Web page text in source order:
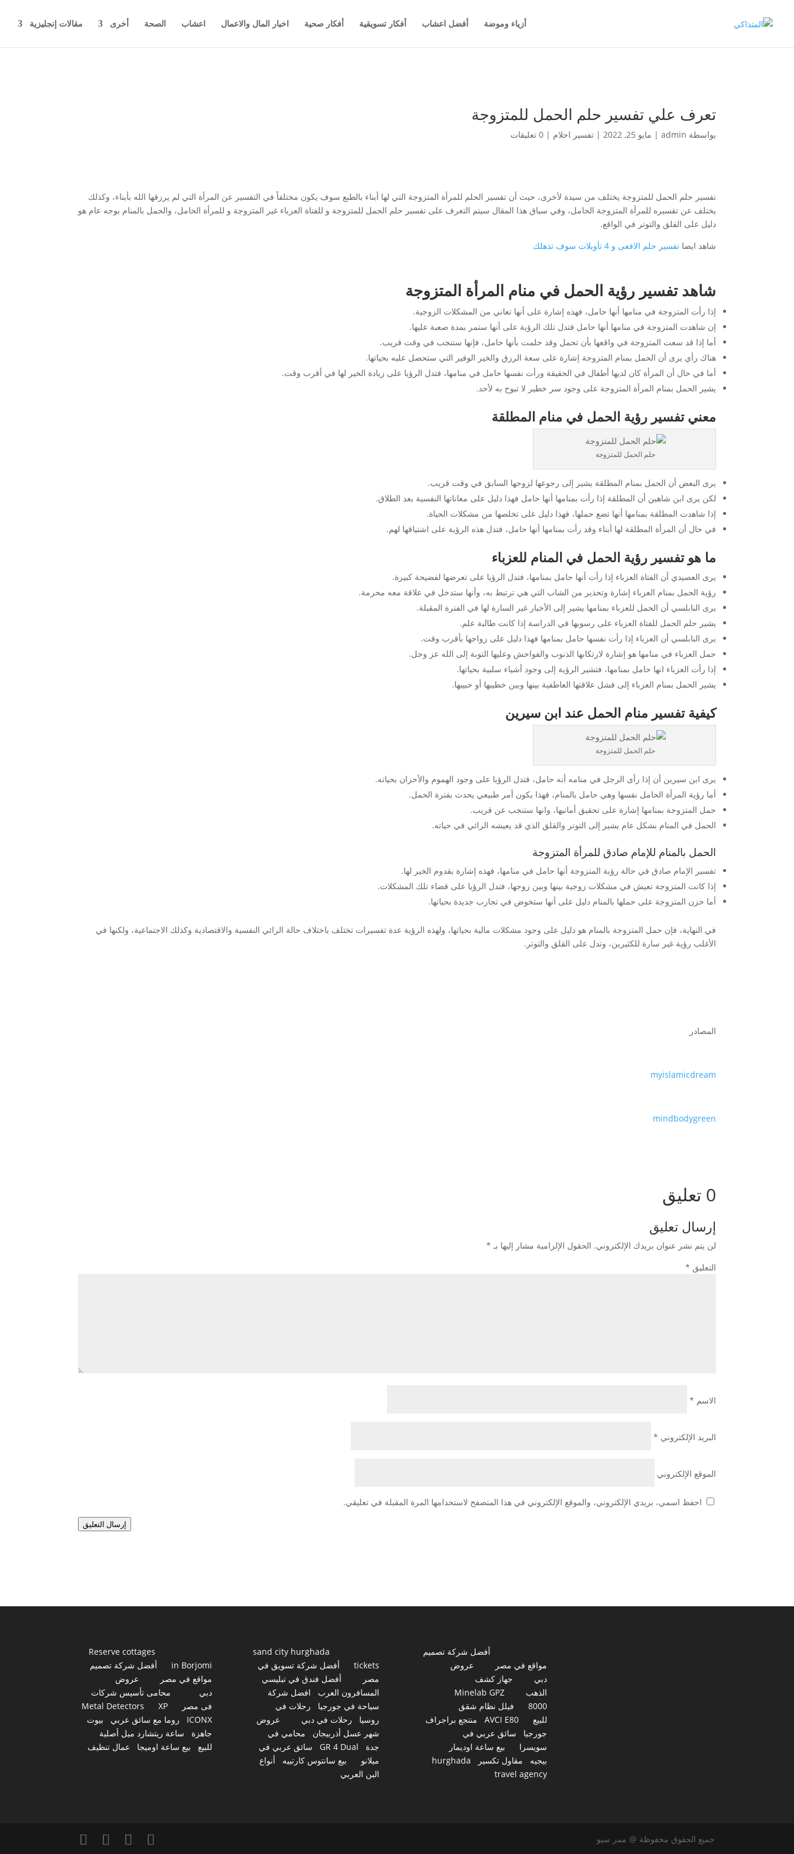
أزياء وموضة أفضل اعشاب أفكار تسويقية أفكار صحية اخبار المال والاعمال اعشاب الصحة أخرى مقالات إنجليزية
تعرف علي تفسير حلم الحمل للمتزوجة
بواسطة admin
| مايو 25, 2022 | تفسير احلام | 0 تعليقات
تفسير حلم الحمل للمتزوجة يختلف من سيدة لأخرى، حيث أن تفسير الحلم للمرأة المتزوجة التي لها أبناء بالطبع سوف يكون مختلفاً في التفسير عن المرأة التي لم يرزقها الله بأبناء، وكذلك
يختلف عن تفسيره للمرأة المتزوجة الحامل، وفي سياق هذا المقال سيتم التعرف على تفسير حلم الحمل للمتزوجة و للفتاة العزباء غير المتزوجة و للمرأة الحامل، والحمل بالمنام بوجه عام هو
دليل على القلق والتوتر في الواقع.
شاهد ايضا تفسير حلم الافعى و 4 تأويلات سوف تذهلك
شاهد تفسير رؤية الحمل في منام المرأة المتزوجة
إذا رأت المتزوجة في منامها أنها حامل، فهذه إشارة على أنها تعاني من المشكلات الزوجية.
إن شاهدت المتزوجة في منامها أنها حامل فتدل تلك الرؤية على أنها ستمر بمدة صعبة عليها.
أما إذا قد سعت المتزوجة في واقعها بأن تحمل وقد حلمت بأنها حامل، فإنها ستنجب في وقت قريب.
هناك رأي يرى أن الحمل بمنام المتزوجة إشارة على سعة الرزق والخير الوفير التي ستحصل عليه بحياتها.
أما في حال أن المرأة كان لديها أطفال في الحقيقة ورأت نفسها حامل في منامها، فتدل الرؤيا على زيادة الخير لها في أقرب وقت.
يشير الحمل بمنام المرأة المتزوجة على وجود سر خطير لا تبوح به لأحد.
معني تفسير رؤية الحمل في منام المطلقة
حلم الحمل للمتزوجة
يرى البعض أن الحمل بمنام المطلقة يشير إلى رجوعها لزوجها السابق في وقت قريب.
لكن يرى ابن شاهين أن المطلقة إذا رأت بمنامها أنها حامل فهذا دليل على معاناتها النفسية بعد الطلاق.
إذا شاهدت المطلقة بمنامها أنها تضع حملها، فهذا دليل على تخلصها من مشكلات الحياة.
في حال أن المرأة المطلقة لها أبناء وقد رأت بمنامها أنها حامل، فتدل هذه الرؤية على اشتياقها لهم.
ما هو تفسير رؤية الحمل في المنام للعزباء
يرى العصيدي أن الفتاة العزباء إذا رأت أنها حامل بمنامها، فتدل الرؤيا على تعرضها لفضيحة كبيرة.
رؤية الحمل بمنام العزباء إشارة وتحذير من الشاب التي هي ترتبط به، وأنها ستدخل في علاقة معه محرمة.
يرى النابلسي أن الحمل للعزباء بمنامها يشير إلى الأخبار غير السارة لها في الفترة المقبلة.
يشير حلم الحمل للفتاة العزباء على رسوبها في الدراسة إذا كانت طالبة علم.
يرى النابلسي أن العزباء إذا رأت نفسها حامل بمنامها فهذا دليل على زواجها بأقرب وقت.
حمل العزباء في منامها هو إشارة لارتكابها الذنوب والفواحش وعليها التوبة إلى الله عز وجل.
إذا رأت العزباء انها حامل بمنامها، فتشير الرؤية إلى وجود أشياء سلبية بحياتها.
يشير الحمل بمنام العزباء إلى فشل علاقتها العاطفية بينها وبين خطيبها أو حبيبها.
كيفية تفسير منام الحمل عند ابن سيرين
حلم الحمل للمتزوجة
يرى ابن سيرين أن إذا رأى الرجل في منامه أنه حامل، فتدل الرؤيا على وجود الهموم والأحزان بحياته.
أما رؤية المرأة الحامل نفسها وهي حامل بالمنام، فهذا يكون أمر طبيعي يحدث بفترة الحمل.
حمل المتزوجة بمنامها إشارة على تحقيق أمانيها، وانها ستنجب عن قريب.
الحمل في المنام بشكل عام يشير إلى التوتر والقلق الذي قد يعيشه الرائي في حياته.
الحمل بالمنام للإمام صادق للمرأة المتزوجة
تفسير الإمام صادق في حالة رؤية المتزوجة أنها حامل في منامها، فهذه إشارة بقدوم الخير لها.
إذا كانت المتزوجة تعيش في مشكلات زوجية بينها وبين زوجها، فتدل الرؤيا على قضاء تلك المشكلات.
أما حزن المتزوجة على حملها بالمنام دليل على أنها ستخوض في تجارب جديدة بحياتها.
في النهاية، فإن حمل المتزوجة بالمنام هو دليل على وجود مشكلات مالية بحياتها، ولهذه الرؤية عدة تفسيرات تختلف باختلاف حالة الرائي النفسية والاقتصادية وكذلك الاجتماعية، ولكنها في
الأغلب رؤية غير سارة للكثيرين، وتدل على القلق والتوتر.
المصادر
myislamicdream
mindbodygreen
0 تعليق
إرسال تعليق
لن يتم نشر عنوان بريدك الإلكتروني. الحقول الإلزامية مشار إليها بـ *
التعليق *
الاسم *
البريد الإلكتروني *
الموقع الإلكتروني
احفظ اسمي، بريدي الإلكتروني، والموقع الإلكتروني في هذا المتصفح لاستخدامها المرة المقبلة في تعليقي.
إرسال التعليق
Reserve cottages
in Borjomi
أفضل شركة تصميم
مواقع في مصر
عروض
دبي
محامى تأسيس شركات
فى مصر
Metal Detectors
XP
ICONX
روما مع سائق عربي
بيوت
جاهزة
ساعة ريتشارد ميل أصلية
للبيع
بيع ساعة اوميجا عمال تنظيف
sand city hurghada
tickets
أفضل شركة تسويق في
مصر
أفضل فندق في تبليسي
المسافرون العرب
افضل شركة
سياحة في جورجيا
رحلات في
روسيا
رحلات في دبي
عروض
شهر عسل أذربيجان
محامي في
جدة
GR 4 Dual
سائق عربي في
ميلانو
بيع سانتوس كارتييه
أنواع
البن العربي
أفضل شركة تصميم
مواقع في مصر
عروض
دبي
جهاز كشف
الذهب
Minelab GPZ
8000
فيلل نظام شقق
للبيع
AVCI E80
منتجع براجراف
جورجيا
سائق عربي في
سويسرا
بيع ساعة اوديمار
بيجيه
مقاول تكسير
hurghada
travel agency
جميع الحقوق محفوظة @ ممر سيو